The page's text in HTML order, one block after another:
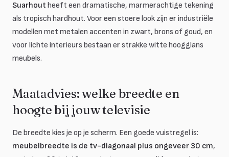
Suarhout heeft een dramatische, marmerachtige tekening
als tropisch hardhout. Voor een stoere look zijn er industriële
modellen met metalen accenten in zwart, brons of goud, en
voor lichte interieurs bestaan er strakke witte hoogglans
meubels.
Maatadvies: welke breedte en
hoogte bij jouw televisie
De breedte kies je op je scherm. Een goede vuistregel is:
meubelbreedte is de tv-diagonaal plus ongeveer 30 cm,